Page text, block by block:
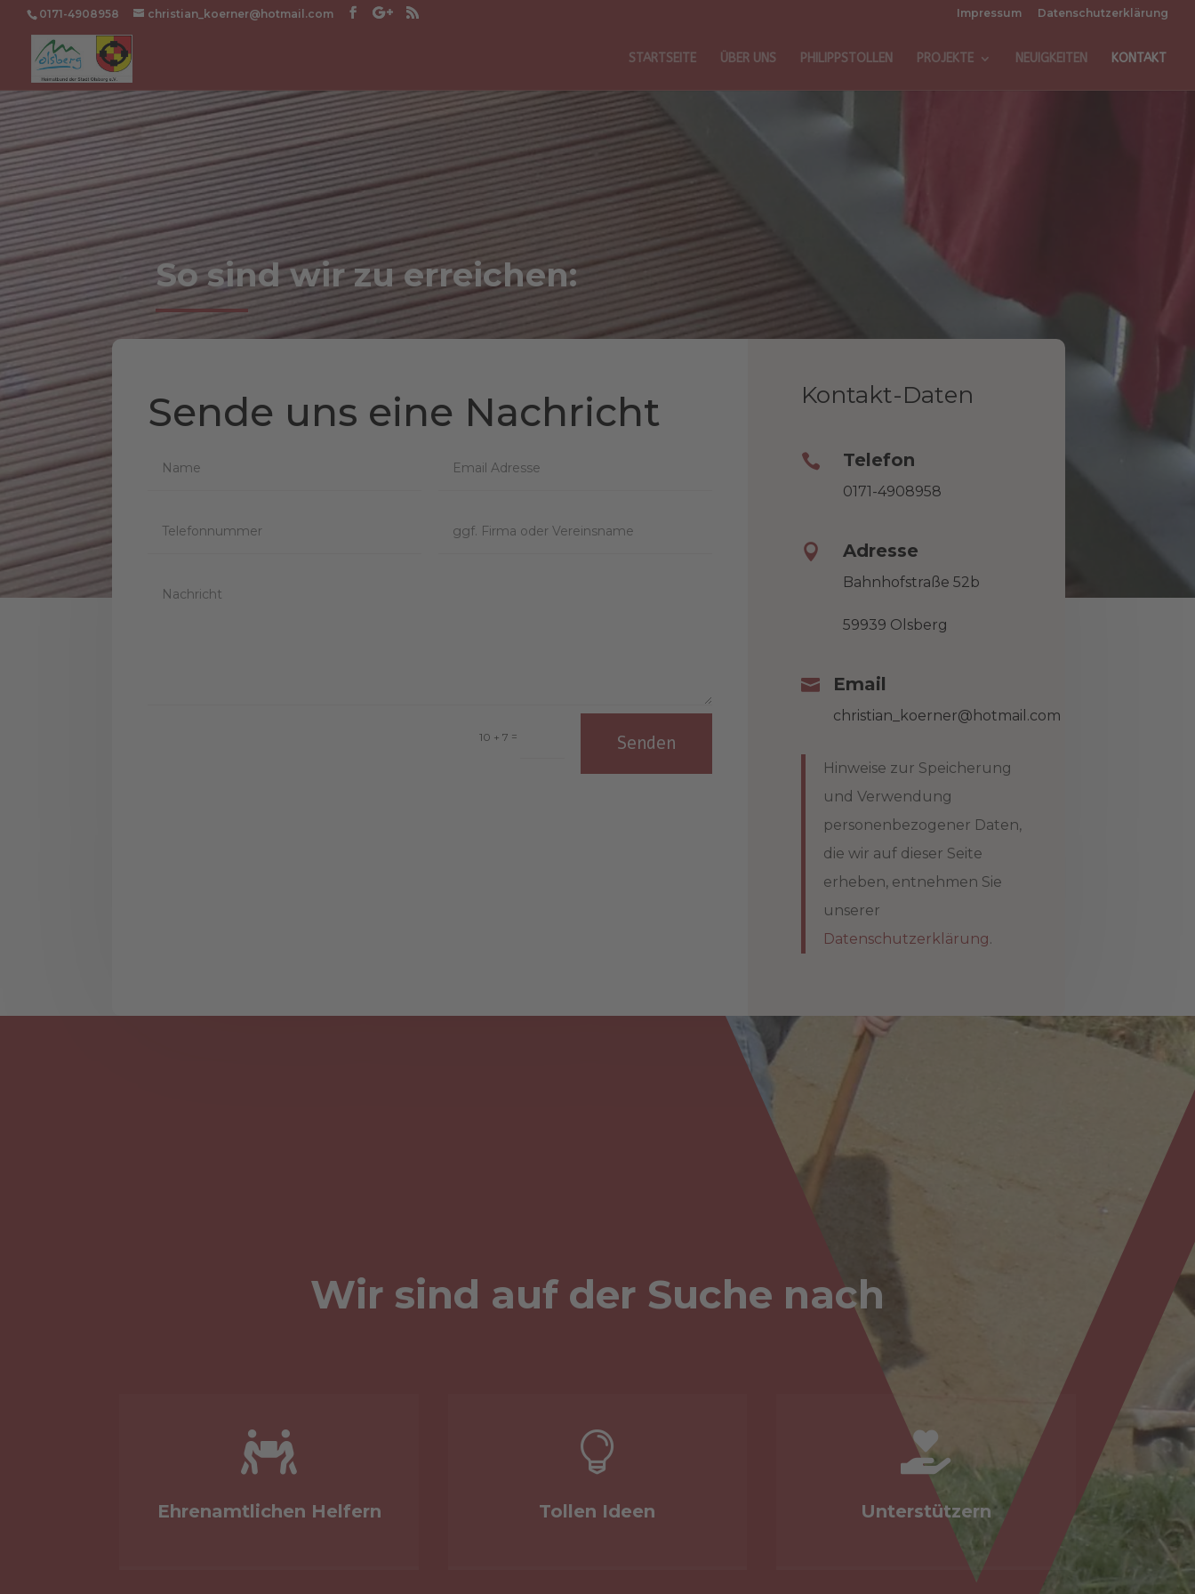
0171-4908958 christian_koerner@hotmail.com Impressum Datenschutzerklärung
STARTSEITE ÜBER UNS PHILIPPSTOLLEN PROJEKTE NEUIGKEITEN KONTAKT
So sind wir zu erreichen:
Sende uns eine Nachricht
10 + 7 = Senden
Kontakt-Daten
 Telefon
0171-4908958
 Adresse
Bahnhofstraße 52b
59939 Olsberg
 Email
christian_koerner@hotmail.com
Hinweise zur Speicherung
und Verwendung
personenbezogener Daten,
die wir auf dieser Seite
erheben, entnehmen Sie
unserer
Datenschutzerklärung.
Wir sind auf der Suche nach

Ehrenamtlichen Helfern

Tollen Ideen

Unterstützern